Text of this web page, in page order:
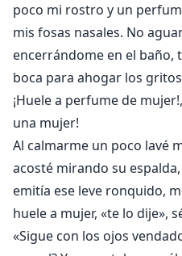
poco mi rostro y un
mis fosas nasales. No
encerrándome en el baño,
boca para ahogar los
¡Huele a perfume de
una mujer!
Al calmarme un poco lavé
acosté mirando su
emitía ese leve ronquido,
huele a mujer, «te lo dije»,
«Sigue con los ojos